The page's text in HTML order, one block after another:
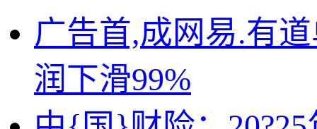
广告首,成网易.有
润下滑99%